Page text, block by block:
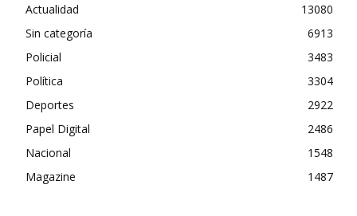
Actualidad
13080
Sin categoría
6913
Policial
3483
Política
3304
Deportes
2922
Papel Digital
2486
Nacional
1548
Magazine
1487